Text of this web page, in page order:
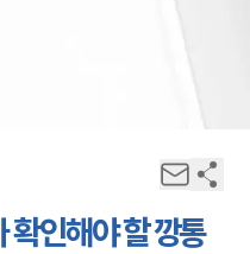
확인해야 할 깡통